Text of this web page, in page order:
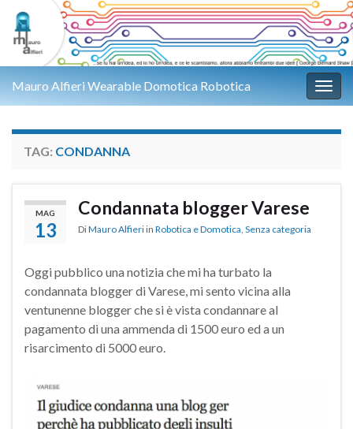
Mauro Alfieri Wearable Domotica Robotica
TAG: CONDANNA
MAG
13
Condannata blogger Varese
DiMauro Alfieri in Robotica e Domotica, Senza categoria
Oggi pubblico una notizia che mi ha turbato la
condannata blogger di Varese, mi sento vicina alla
ventunenne blogger che si è vista condannare al
pagamento di una ammenda di 1500 euro ed a un
risarcimento di 5000 euro.